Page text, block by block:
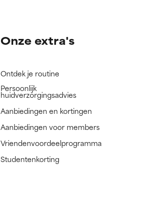
Onze extra's
Ontdek je routine
Persoonlijk
huidverzorgingsadvies
Aanbiedingen en kortingen
Aanbiedingen voor members
Vriendenvoordeelprogramma
Studentenkorting